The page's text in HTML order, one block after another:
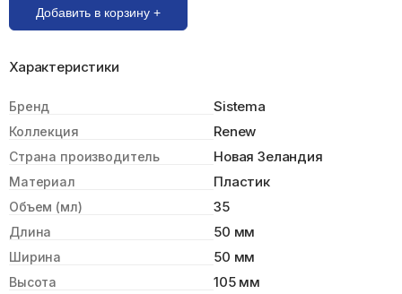
Добавить в корзину +
Характеристики
Бренд Sistema
Коллекция Renew
Страна производитель Новая Зеландия
Материал Пластик
Объем (мл) 35
Длина 50 мм
Ширина 50 мм
Высота 105 мм